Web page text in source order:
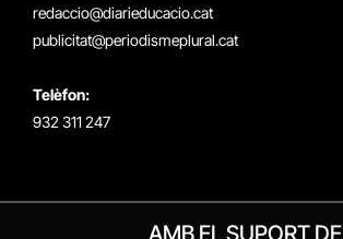
redaccio@diarieducacio.cat
publicitat@periodismeplural.cat
Telèfon:
932 311 247